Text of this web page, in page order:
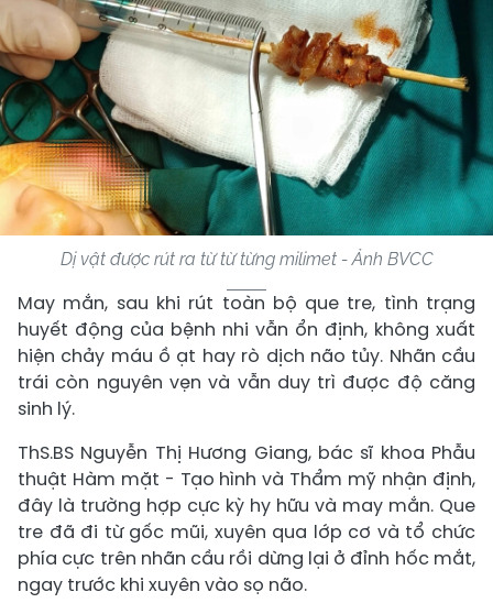
Dị vật được rút ra từ từ từng milimet - Ảnh BVCC
May mắn, sau khi rút toàn bộ que tre, tình trạng
huyết động của bệnh nhi vẫn ổn định, không xuất
hiện chảy máu ồ ạt hay rò dịch não tủy. Nhãn cầu
trái còn nguyên vẹn và vẫn duy trì được độ căng
sinh lý.
ThS.BS Nguyễn Thị Hương Giang, bác sĩ khoa Phẫu
thuật Hàm mặt - Tạo hình và Thẩm mỹ nhận định,
đây là trường hợp cực kỳ hy hữu và may mắn. Que
tre đã đi từ gốc mũi, xuyên qua lớp cơ và tổ chức
phía cực trên nhãn cầu rồi dừng lại ở đỉnh hốc mắt,
ngay trước khi xuyên vào sọ não.